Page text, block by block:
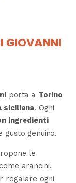
GIOVANNI
porta a Torino
siciliana. Ogni
ingredienti
gusto genuino.
le
arancini,
regalare ogni